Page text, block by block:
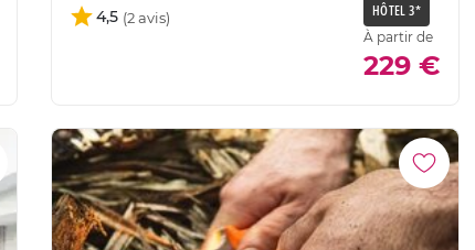
4,5 HÔTEL 3*
À partir de
229 €